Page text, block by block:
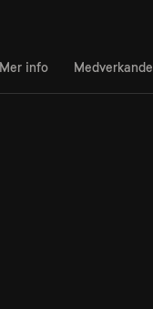
Mer info Medverkande